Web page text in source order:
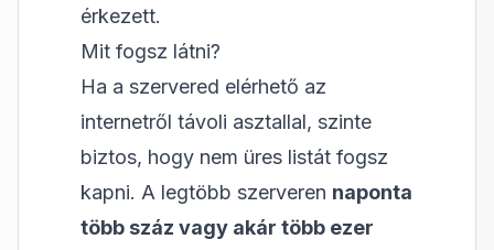
érkezett.
Mit fogsz látni?
Ha a szervered elérhető az
internetről távoli asztallal, szinte
biztos, hogy nem üres listát fogsz
kapni. A legtöbb szerveren naponta
több száz vagy akár több ezer